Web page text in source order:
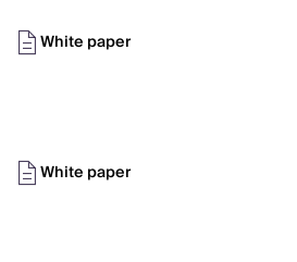
White paper
White paper